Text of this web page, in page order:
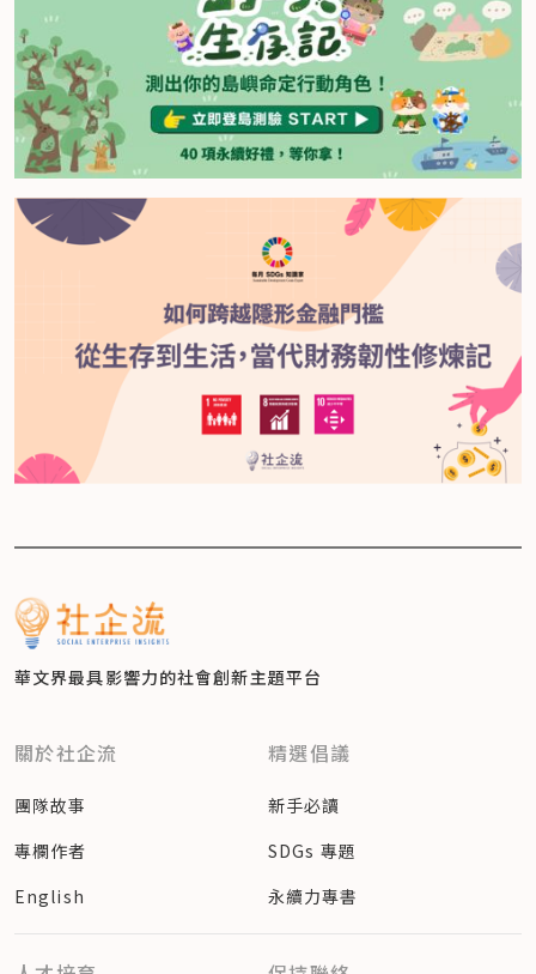
華文界最具影響力的社會創新主題平台
關於社企流
團隊故事
專欄作者
English
精選倡議
新手必讀
SDGs 專題
永續力專書